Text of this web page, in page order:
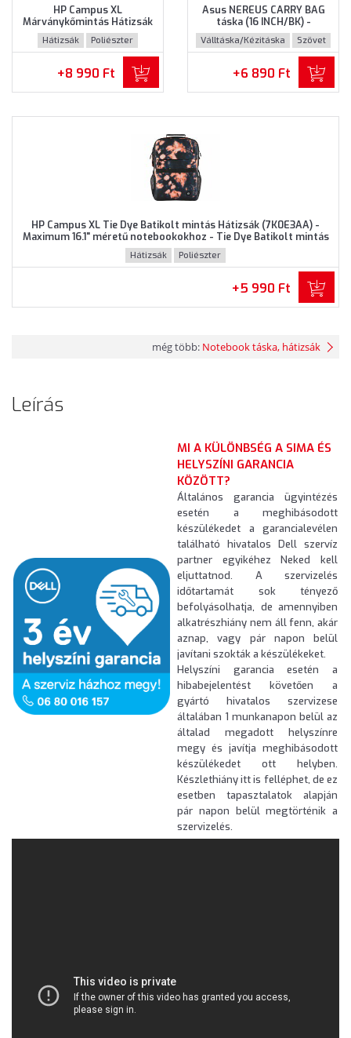
HP Campus XL
Márványkőmintás Hátizsák
(7K0E2AA) - Maximum 16.1"
méretű notebookokhoz,
Márványkőmintás színben
Hátizsák Poliészter
+8 990 Ft
Asus NEREUS CARRY BAG
táska (16 INCH/BK) -
Maximum 16" méretű
notebookokhoz, Fekete
színben
Válltáska/Kézitáska Szövet
+6 890 Ft
HP Campus XL Tie Dye Batikolt mintás Hátizsák (7K0E3AA) -
Maximum 16.1" méretű notebookokhoz - Tie Dye Batikolt mintás
színben
Hátizsák Poliészter
+5 990 Ft
még több: Notebook táska, hátizsák
Leírás
MI A KÜLÖNBSÉG A SIMA ÉS
HELYSZÍNI GARANCIA
KÖZÖTT?
Általános garancia ügyintézés
esetén a meghibásodott
készülékedet a garancialevélen
található hivatalos Dell szervíz
partner egyikéhez Neked kell
eljuttatnod. A szervizelés
időtartamát sok tényező
befolyásolhatja, de amennyiben
alkatrészhiány nem áll fenn, akár
aznap, vagy pár napon belül
javítani szokták a készülékeket.
Helyszíni garancia esetén a
hibabejelentést követően a
gyártó hivatalos szervizese
általában 1 munkanapon belül az
általad megadott helyszínre
megy és javítja meghibásodott
készülékedet ott helyben.
Készlethiány itt is felléphet, de ez
esetben tapasztalatok alapján
pár napon belül megtörténik a
szervizelés.